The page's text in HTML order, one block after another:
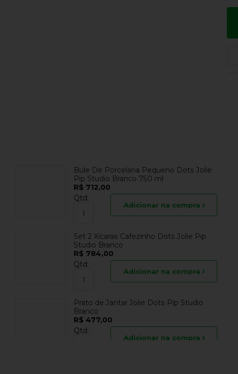
Bule De Porcelana Pequeno Dots Jolie
Pip Studio Branco 750 ml
R$ 712,00
Qtd:
Adicionar na compra
Set 2 Xícaras Cafezinho Dots Jolie Pip
Studio Branco
R$ 784,00
Qtd:
Adicionar na compra
Prato de Jantar Jolie Dots Pip Studio
Branco
R$ 477,00
Qtd:
Adicionar na compra